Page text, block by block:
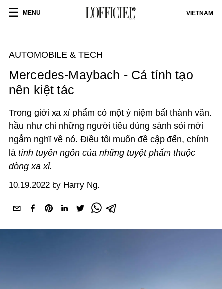
MENU VIETNAM
AUTOMOBILE & TECH
Mercedes-Maybach - Cá tính tạo
nên kiệt tác
Trong giới xa xỉ phẩm có một ý niệm bất thành văn,
hầu như chỉ những người tiêu dùng sành sỏi mới
ngẫm nghĩ về nó. Điều tôi muốn đề cập đến, chính
là tính tuyên ngôn của những tuyệt phẩm thuộc
dòng xa xỉ.
10.19.2022 by Harry Ng.